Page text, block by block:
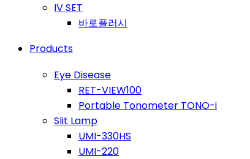
IV SET
바로플러시
Products
Eye Disease
RET-VIEW100
Portable Tonometer TONO-i
Slit Lamp
UMI-330HS
UMI-220